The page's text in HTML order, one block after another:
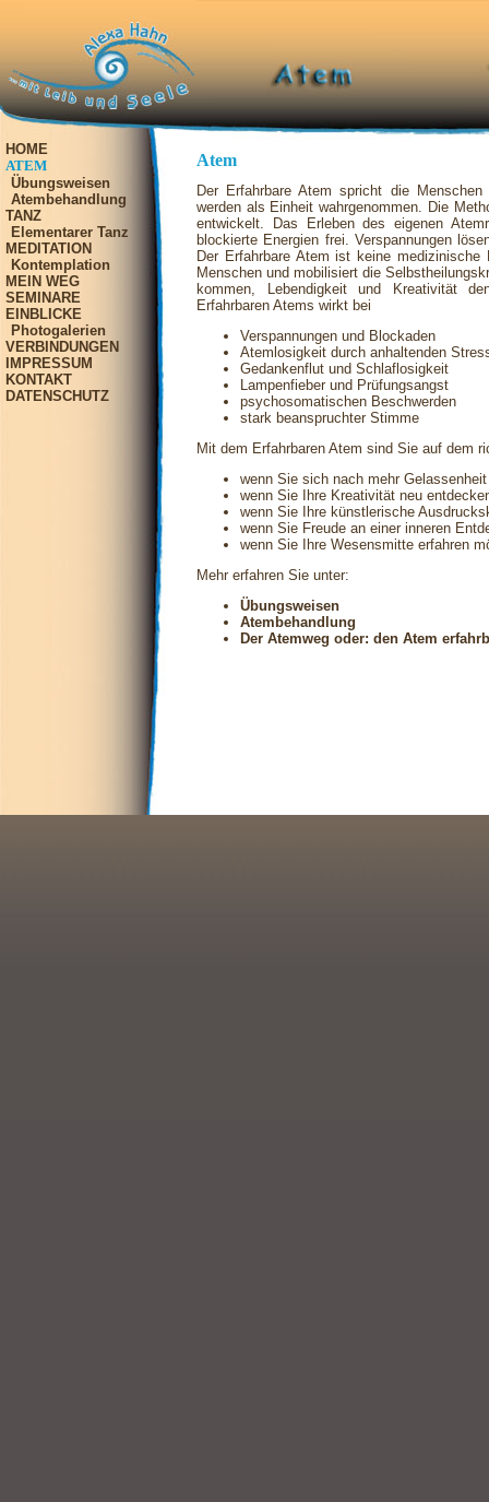
HOME
ATEM
Übungsweisen
Atembehandlung
TANZ
Elementarer Tanz
MEDITATION
Kontemplation
MEIN WEG
SEMINARE
EINBLICKE
Photogalerien
VERBINDUNGEN
IMPRESSUM
KONTAKT
DATENSCHUTZ
Atem
Der Erfahrbare Atem spricht die
werden als Einheit wahrgenommen. Die
entwickelt. Das Erleben des eigenen
blockierte Energien frei. Verspannungen
Der Erfahrbare Atem ist keine
Menschen und mobilisiert die
kommen, Lebendigkeit und Kreativität
Erfahrbaren Atems wirkt bei
Verspannungen und Blockaden
Atemlosigkeit durch anhaltenden
Gedankenflut und Schlaflosigkeit
Lampenfieber und Prüfungsangst
psychosomatischen Beschwerden
stark beanspruchter Stimme
Mit dem Erfahrbaren Atem sind Sie auf dem
wenn Sie sich nach mehr
wenn Sie Ihre Kreativität neu
wenn Sie Ihre künstlerische
wenn Sie Freude an einer inneren
wenn Sie Ihre Wesensmitte erfahren
Mehr erfahren Sie unter:
Übungsweisen
Atembehandlung
Der Atemweg oder: den Atem